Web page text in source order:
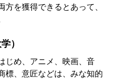
を獲得できるとあって、
）
じめ、アニメ、映画、音
標、意匠などは、みな知的